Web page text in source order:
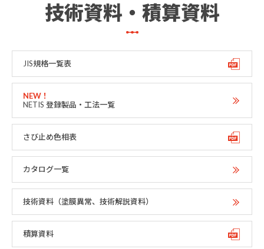
技術資料・積算資料
JIS規格一覧表
NETIS 登録製品・工法一覧
さび止め色相表
カタログ一覧
技術資料（塗膜異常、技術解説資料）
積算資料